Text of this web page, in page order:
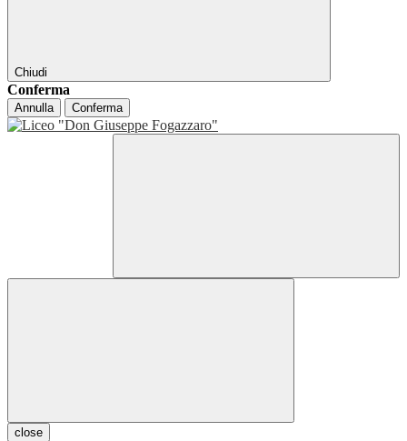
Chiudi
Conferma
Annulla Conferma
close